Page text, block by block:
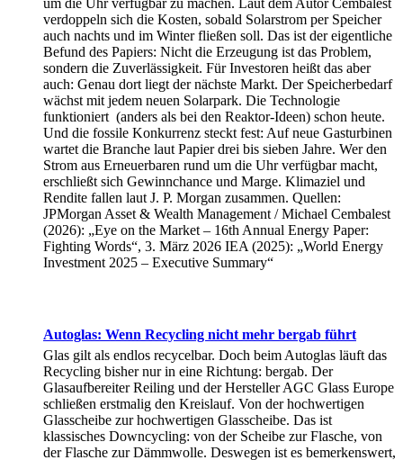
um die Uhr verfügbar zu machen. Laut dem Autor Cembalest
verdoppeln sich die Kosten, sobald Solarstrom per Speicher
auch nachts und im Winter fließen soll. Das ist der eigentliche
Befund des Papiers: Nicht die Erzeugung ist das Problem,
sondern die Zuverlässigkeit. Für Investoren heißt das aber
auch: Genau dort liegt der nächste Markt. Der Speicherbedarf
wächst mit jedem neuen Solarpark. Die Technologie
funktioniert (anders als bei den Reaktor-Ideen) schon heute.
Und die fossile Konkurrenz steckt fest: Auf neue Gasturbinen
wartet die Branche laut Papier drei bis sieben Jahre. Wer den
Strom aus Erneuerbaren rund um die Uhr verfügbar macht,
erschließt sich Gewinnchance und Marge. Klimaziel und
Rendite fallen laut J. P. Morgan zusammen. Quellen:
JPMorgan Asset & Wealth Management / Michael Cembalest
(2026): „Eye on the Market – 16th Annual Energy Paper:
Fighting Words“, 3. März 2026 IEA (2025): „World Energy
Investment 2025 – Executive Summary“
Autoglas: Wenn Recycling nicht mehr bergab führt
Glas gilt als endlos recycelbar. Doch beim Autoglas läuft das
Recycling bisher nur in eine Richtung: bergab. Der
Glasaufbereiter Reiling und der Hersteller AGC Glass Europe
schließen erstmalig den Kreislauf. Von der hochwertigen
Glasscheibe zur hochwertigen Glasscheibe. Das ist
klassisches Downcycling: von der Scheibe zur Flasche, von
der Flasche zur Dämmwolle. Deswegen ist es bemerkenswert,